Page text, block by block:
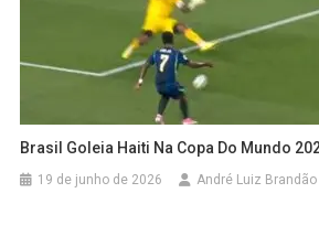
Brasil Goleia Haiti Na Copa Do Mundo
19 de junho de 2026 André Luiz Brandão